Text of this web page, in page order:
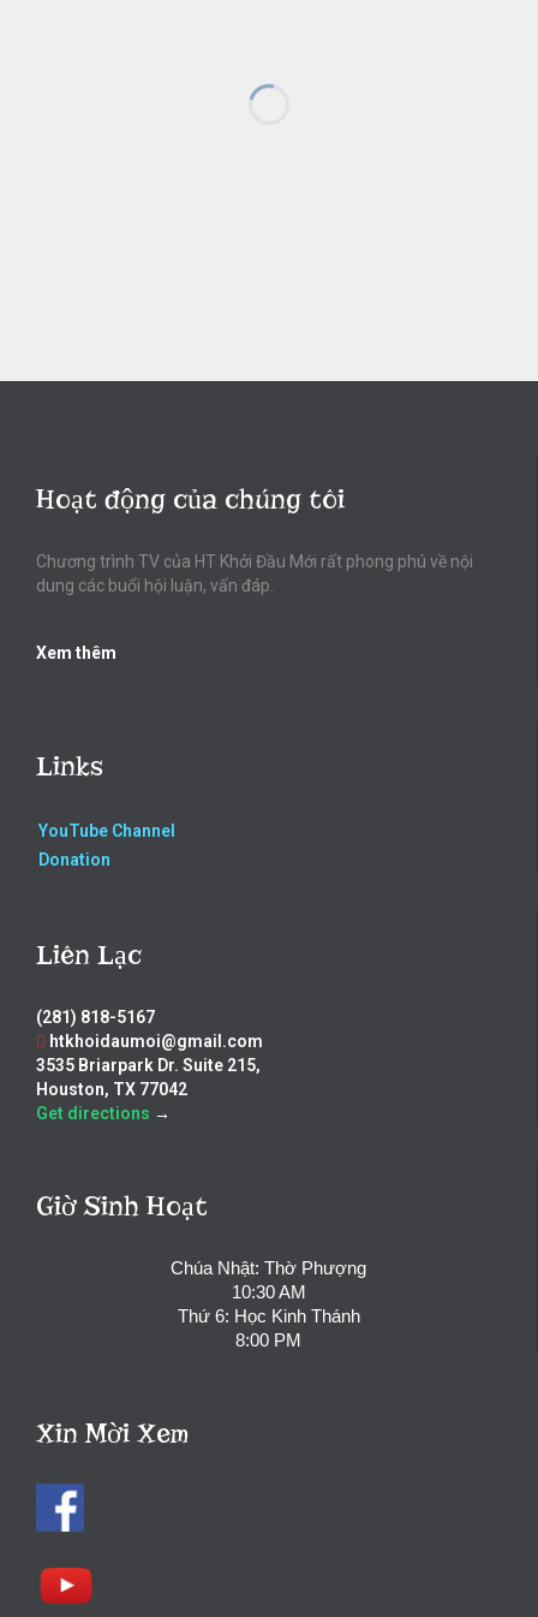
Hoạt động của chúng tôi
Chương trình TV của HT Khởi Đầu Mới rất phong phú về nội
dung các buổi hội luận, vấn đáp.
Xem thêm
Links
YouTube Channel
Donation
Liên Lạc
(281) 818-5167
htkhoidaumoi@gmail.com
3535 Briarpark Dr. Suite 215,
Houston, TX 77042
Get directions →
Giờ Sinh Hoạt
Chúa Nhật: Thờ Phượng
10:30 AM
Thứ 6: Học Kinh Thánh
8:00 PM
Xin Mời Xem